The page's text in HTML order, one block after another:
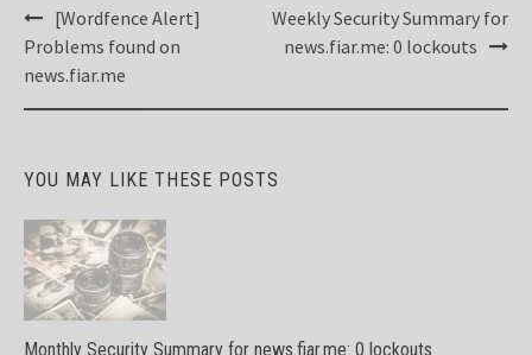
Post
navigation
[Wordfence Alert]
Problems found on
news.fiar.me
Weekly Security Summary for
news.fiar.me: 0 lockouts
YOU MAY LIKE THESE POSTS
Monthly Security Summary for news.fiar.me: 0 lockouts